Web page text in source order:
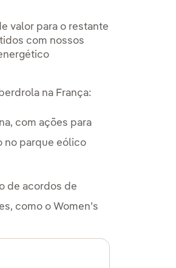
valor para o restante
com nossos
na França:
com ações para
no parque eólico
de acordos de
como o Women’s